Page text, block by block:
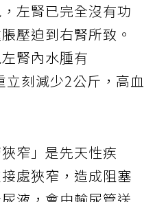
左腎已完全沒有功
壓迫到右腎所致。
腎內水腫有
刻減少2公斤，高血
窄」是先天性疾
處狹窄，造成阻塞